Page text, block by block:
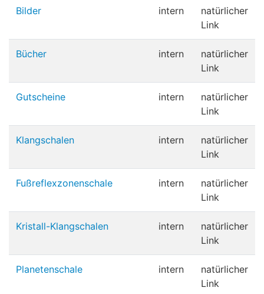
Bilder intern
natürlicher
Link
Bücher intern
natürlicher
Link
Gutscheine intern
natürlicher
Link
Klangschalen intern
natürlicher
Link
Fußreflexzonenschale intern
natürlicher
Link
Kristall-Klangschalen intern
natürlicher
Link
Planetenschale intern
natürlicher
Link